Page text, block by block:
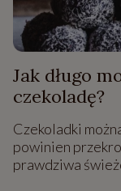
Jak długo
czekoladę?
Czekoladki
powinien
prawdziwa